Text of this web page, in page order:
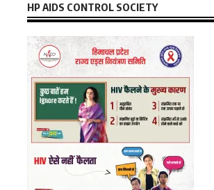
HP AIDS CONTROL SOCIETY